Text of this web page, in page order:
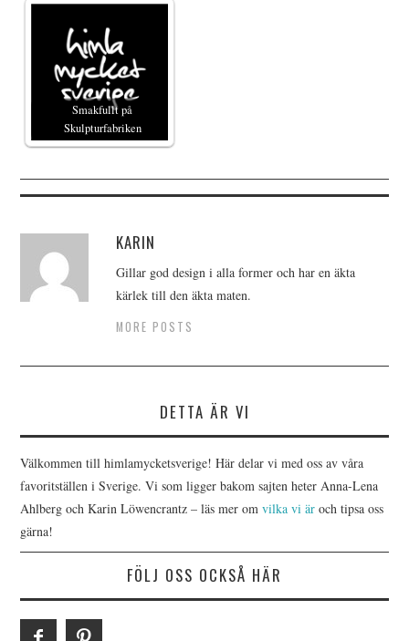
Smakfullt på
Skulpturfabriken
KARIN
Gillar god design i alla former och har en äkta
kärlek till den äkta maten.
MORE POSTS
DETTA ÄR VI
Välkommen till himlamycketsverige! Här delar vi med oss av våra
favoritställen i Sverige. Vi som ligger bakom sajten heter Anna-Lena
Ahlberg och Karin Löwencrantz – läs mer omvilka vi är och tipsa oss
gärna!
FÖLJ OSS OCKSÅ HÄR